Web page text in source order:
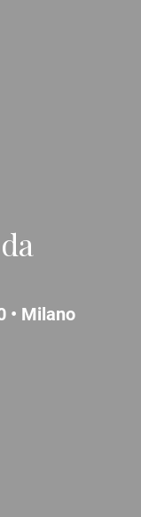
• Milano